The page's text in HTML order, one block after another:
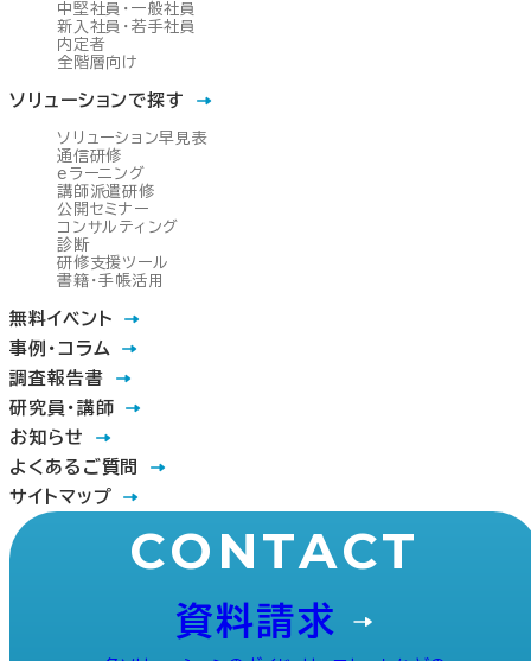
中堅社員・一般社員
新入社員・若手社員
内定者
全階層向け
ソリューションで探す
ソリューション早見表
通信研修
eラーニング
講師派遣研修
公開セミナー
コンサルティング
診断
研修支援ツール
書籍・手帳活用
無料イベント
事例・コラム
調査報告書
研究員・講師
お知らせ
よくあるご質問
サイトマップ
CONTACT
資料請求